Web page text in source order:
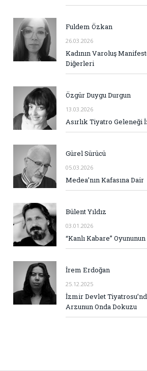
Fuldem Özkan
26.03.2026
Kadının Varoluş
Diğerleri
Özgür Duygu Durgun
13.03.2026
Asırlık Tiyatro Geleneği
Gürel Sürücü
05.03.2026
Medea’nın Kafasına Dair
Bülent Yıldız
03.01.2026
“Kanlı Kabare”
İrem Erdoğan
25.12.2025
İzmir Devlet
Arzunun Onda Dokuzu